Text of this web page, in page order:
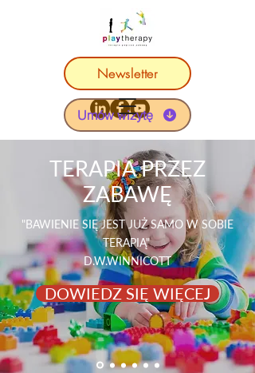
Umów wizytę
Newsletter
TERAPIA PRZEZ
ZABAWĘ
"BAWIENIE SIĘ JEST JUŻ SAMO W SOBIE
TERAPIĄ"
D.W.WINNICOTT
DOWIEDZ SIĘ WIĘCEJ